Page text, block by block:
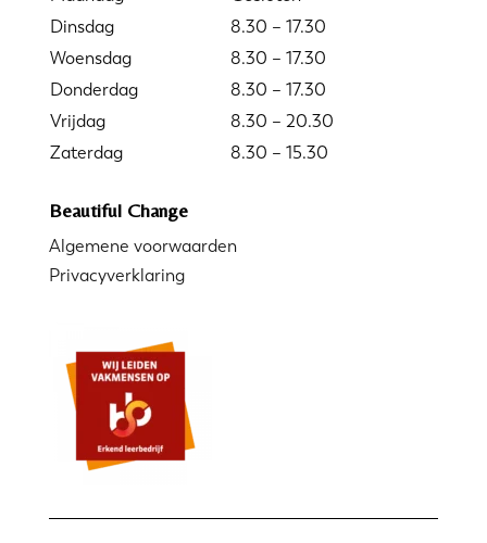
Dinsdag
8.30 – 17.30
Woensdag
8.30 – 17.30
Donderdag
8.30 – 17.30
Vrijdag
8.30 – 20.30
Zaterdag
8.30 – 15.30
Beautiful Change
Algemene voorwaarden
Privacyverklaring